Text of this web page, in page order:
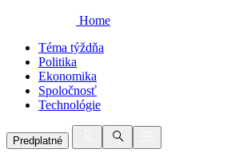
Home
Téma týždňa
Politika
Ekonomika
Spoločnosť
Technológie
Predplatné